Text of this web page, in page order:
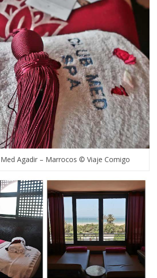
Agadir – Marrocos © Viaje Comigo